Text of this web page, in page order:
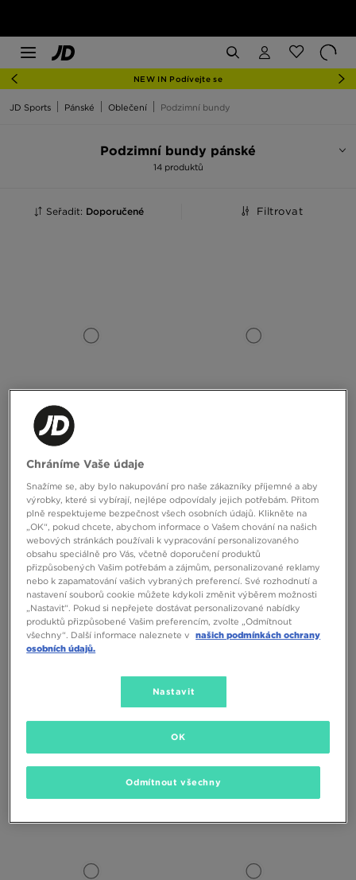
NEW IN Podívejte se
JD Sports Pánské Oblečení Podzimní bundy
Podzimní bundy pánské
14 produktů
Seřadit: Doporučené Filtrovat
THE NORTH FACE BUNDA OST BLK
2790 Kč 1390 Kč
2690 Kč
1690 Kč – nejnižší cena
NEW ERA BUNDA MLB COACHES
1990 Kč 3490 Kč
1090 Kč 1690 Kč
1290 Kč
Chráníme Vaše údaje
Snažíme se, aby bylo nakupování pro naše zákazníky příjemné a aby
výrobky, které si vybírají, nejlépe odpovídaly jejich potřebám. Přitom
plně respektujeme bezpečnost všech osobních údajů. Klikněte na
„OK“, pokud chcete, abychom informace o Vašem chování na našich
webových stránkách používali k vypracování personalizovaného
obsahu speciálně pro Vás, včetně doporučení produktů
přizpůsobených Vašim potřebám a zájmům, personalizované reklamy
nebo k zapamatování vašich vybraných preferencí. Své rozhodnutí a
nastavení souborů cookie můžete kdykoli změnit výběrem možnosti
„Nastavit“. Pokud si nepřejete dostávat personalizované nabídky
produktů přizpůsobené Vašim preferencím, zvolte „Odmítnout
všechny“. Další informace naleznete v našich podmínkách ochrany
osobních údajů.
Nastavit
Odmítnout všechny
OK